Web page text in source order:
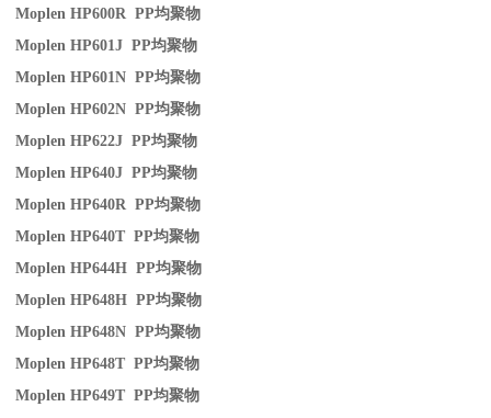
Moplen HP600R PP均聚物
Moplen HP601J PP均聚物
Moplen HP601N PP均聚物
Moplen HP602N PP均聚物
Moplen HP622J PP均聚物
Moplen HP640J PP均聚物
Moplen HP640R PP均聚物
Moplen HP640T PP均聚物
Moplen HP644H PP均聚物
Moplen HP648H PP均聚物
Moplen HP648N PP均聚物
Moplen HP648T PP均聚物
Moplen HP649T PP均聚物